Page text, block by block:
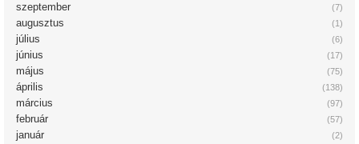
(7)
szeptember
(1)
augusztus
(6)
július
(17)
június
(75)
május
(138)
április
(97)
március
(57)
február
(2)
január